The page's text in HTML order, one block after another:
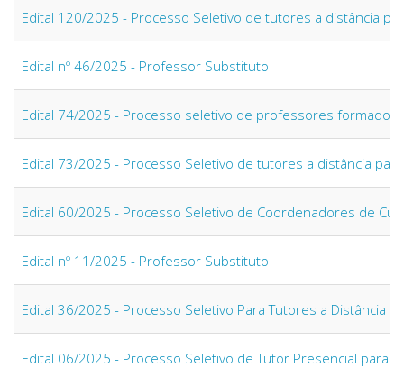
Edital 120/2025 - Processo Seletivo de tutores a distância
Edital nº 46/2025 - Professor Substituto
Edital 74/2025 - Processo seletivo de professores
Edital 73/2025 - Processo Seletivo de tutores a distância para
Edital 60/2025 - Processo Seletivo de Coordenadores de
Edital nº 11/2025 - Professor Substituto
Edital 36/2025 - Processo Seletivo Para Tutores a Distância
Edital 06/2025 - Processo Seletivo de Tutor Presencial para